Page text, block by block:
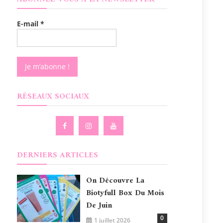
E-mail *
RÉSEAUX SOCIAUX
DERNIERS ARTICLES
On Découvre La
Biotyfull Box Du Mois
De Juin
1 juillet 2026 0